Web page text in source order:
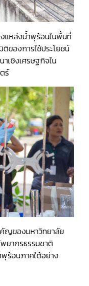
แหล่งน้ำพุร้อนในพื้นที่
ของการใช้ประโยชน์
เชิงเศรษฐกิจใน
ร์
ญของมหาวิทยาลัย
ยากรธรรมชาติ
ร้อนภาคใต้อย่าง